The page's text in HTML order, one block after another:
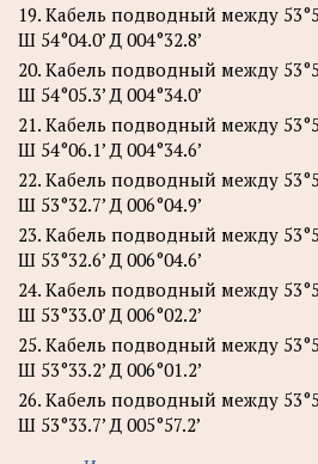
19. Кабель подводный между
Ш 54°04.0’ Д 004°32.8’
20. Кабель подводный между
Ш 54°05.3’ Д 004°34.0’
21. Кабель подводный между
Ш 54°06.1’ Д 004°34.6’
22. Кабель подводный между
Ш 53°32.7’ Д 006°04.9’
23. Кабель подводный между
Ш 53°32.6’ Д 006°04.6’
24. Кабель подводный между
Ш 53°33.0’ Д 006°02.2’
25. Кабель подводный между
Ш 53°33.2’ Д 006°01.2’
26. Кабель подводный между
Ш 53°33.7’ Д 005°57.2’